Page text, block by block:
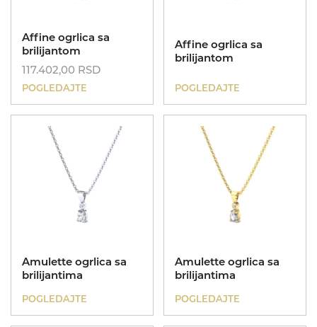
Affine ogrlica sa
brilijantom
117.402,00 RSD
POGLEDAJTE
Affine ogrlica sa
brilijantom
POGLEDAJTE
Amulette ogrlica sa
brilijantima
POGLEDAJTE
Amulette ogrlica sa
brilijantima
POGLEDAJTE